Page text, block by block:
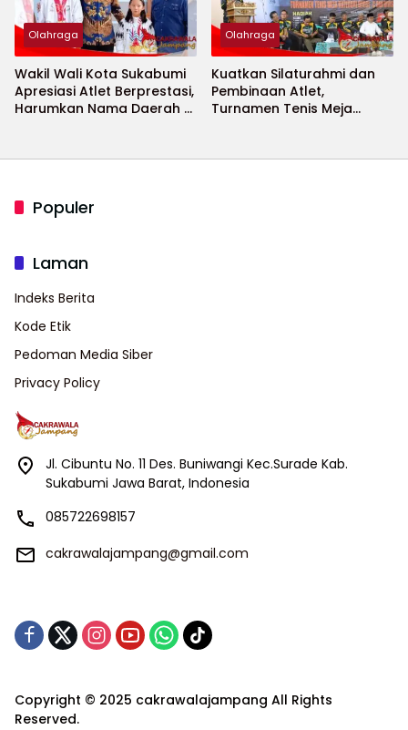
Olahraga
Wakil Wali Kota Sukabumi
Apresiasi Atlet Berprestasi,
Harumkan Nama Daerah di
Olahraga
Kuatkan Silaturahmi dan
Pembinaan Atlet,
Turnamen Tenis Meja
Populer
Laman
Indeks Berita
Kode Etik
Pedoman Media Siber
Privacy Policy
Jl. Cibuntu No. 11 Des. Buniwangi Kec.Surade Kab.
Sukabumi Jawa Barat, Indonesia
085722698157
cakrawalajampang@gmail.com
Copyright © 2025 cakrawalajampang All Rights
Reserved.